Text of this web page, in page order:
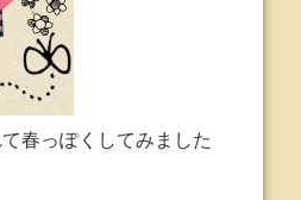
春っぽくしてみました